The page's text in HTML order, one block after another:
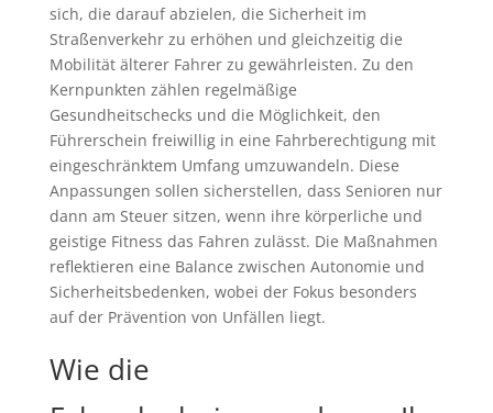
sich, die darauf abzielen, die Sicherheit im
Straßenverkehr zu erhöhen und gleichzeitig die
Mobilität älterer Fahrer zu gewährleisten. Zu den
Kernpunkten zählen regelmäßige
Gesundheitschecks und die Möglichkeit, den
Führerschein freiwillig in eine Fahrberechtigung mit
eingeschränktem Umfang umzuwandeln. Diese
Anpassungen sollen sicherstellen, dass Senioren nur
dann am Steuer sitzen, wenn ihre körperliche und
geistige Fitness das Fahren zulässt. Die Maßnahmen
reflektieren eine Balance zwischen Autonomie und
Sicherheitsbedenken, wobei der Fokus besonders
auf der Prävention von Unfällen liegt.
Wie die